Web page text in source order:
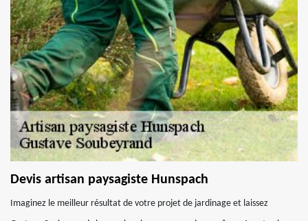
Devis artisan paysagiste Hunspach
Imaginez le meilleur résultat de votre projet de jardinage et laissez